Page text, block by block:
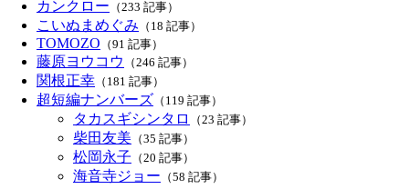
カンクロー （233 記事）
こいぬまめぐみ （18 記事）
TOMOZO （91 記事）
藤原ヨウコウ （246 記事）
関根正幸 （181 記事）
超短編ナンバーズ （119 記事）
タカスギシンタロ （23 記事）
柴田友美 （35 記事）
松岡永子 （20 記事）
海音寺ジョー （58 記事）